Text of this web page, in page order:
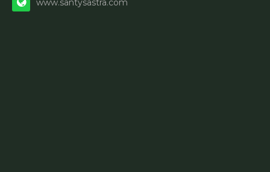
www.santysastra.com